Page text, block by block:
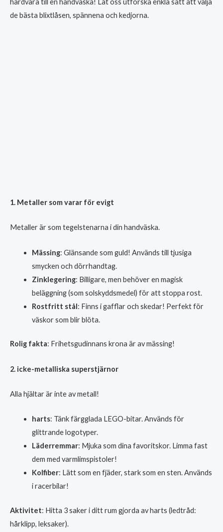
hårdvara till en handväska! Låt oss utforska enkla sätt att välja
de bästa blixtlåsen, spännena och kedjorna.
1. Metaller som varar för evigt
Metaller är som tegelstenarna i din handväska.
Mässing: Glänsande som guld! Används till tjusiga
smycken och dörrhandtag.
Zinklegering: Billigare, men behöver en magisk
beläggning (som solskyddsmedel) för att stoppa rost.
Rostfritt stål: Finns i gafflar och skedar! Perfekt för
väskor som blir blöta.
Rolig fakta: Frihetsgudinnans krona är av mässing!
2. icke-metalliska superstjärnor
Alla hjältar är inte av metall!
harts: Tänk färgglada LEGO-bitar. Används för
glittrande logotyper.
Läderremmar: Mjuka som dina favoritskor. Limma fast
dem med varmlimspistoler!
Kolfiber: Lätt som en fjäder, stark som en sten. Används
i racerbilar!
Aktivitet: Hitta 3 saker i ditt rum gjorda av harts (ledtråd:
hårklipp, leksaker).